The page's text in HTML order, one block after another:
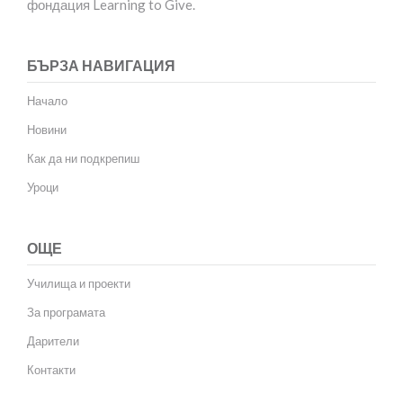
фондация Learning to Give.
БЪРЗА НАВИГАЦИЯ
Начало
Новини
Как да ни подкрепиш
Уроци
ОЩЕ
Училища и проекти
За програмата
Дарители
Контакти